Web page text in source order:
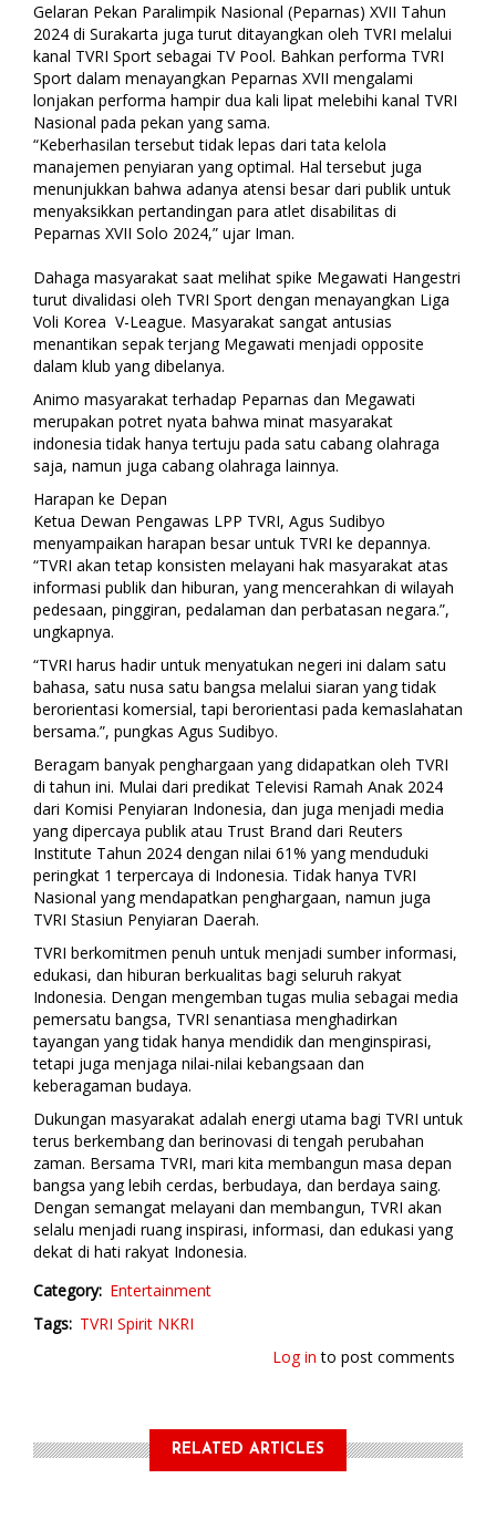
Gelaran Pekan Paralimpik Nasional (Peparnas) XVII Tahun
2024 di Surakarta juga turut ditayangkan oleh TVRI melalui
kanal TVRI Sport sebagai TV Pool. Bahkan performa TVRI
Sport dalam menayangkan Peparnas XVII mengalami
lonjakan performa hampir dua kali lipat melebihi kanal TVRI
Nasional pada pekan yang sama.
“Keberhasilan tersebut tidak lepas dari tata kelola
manajemen penyiaran yang optimal. Hal tersebut juga
menunjukkan bahwa adanya atensi besar dari publik untuk
menyaksikkan pertandingan para atlet disabilitas di
Peparnas XVII Solo 2024,” ujar Iman.
Dahaga masyarakat saat melihat spike Megawati Hangestri
turut divalidasi oleh TVRI Sport dengan menayangkan Liga
Voli Korea V-League. Masyarakat sangat antusias
menantikan sepak terjang Megawati menjadi opposite
dalam klub yang dibelanya.
Animo masyarakat terhadap Peparnas dan Megawati
merupakan potret nyata bahwa minat masyarakat
indonesia tidak hanya tertuju pada satu cabang olahraga
saja, namun juga cabang olahraga lainnya.
Harapan ke Depan
Ketua Dewan Pengawas LPP TVRI, Agus Sudibyo
menyampaikan harapan besar untuk TVRI ke depannya.
“TVRI akan tetap konsisten melayani hak masyarakat atas
informasi publik dan hiburan, yang mencerahkan di wilayah
pedesaan, pinggiran, pedalaman dan perbatasan negara.”,
ungkapnya.
“TVRI harus hadir untuk menyatukan negeri ini dalam satu
bahasa, satu nusa satu bangsa melalui siaran yang tidak
berorientasi komersial, tapi berorientasi pada kemaslahatan
bersama.”, pungkas Agus Sudibyo.
Beragam banyak penghargaan yang didapatkan oleh TVRI
di tahun ini. Mulai dari predikat Televisi Ramah Anak 2024
dari Komisi Penyiaran Indonesia, dan juga menjadi media
yang dipercaya publik atau Trust Brand dari Reuters
Institute Tahun 2024 dengan nilai 61% yang menduduki
peringkat 1 terpercaya di Indonesia. Tidak hanya TVRI
Nasional yang mendapatkan penghargaan, namun juga
TVRI Stasiun Penyiaran Daerah.
TVRI berkomitmen penuh untuk menjadi sumber informasi,
edukasi, dan hiburan berkualitas bagi seluruh rakyat
Indonesia. Dengan mengemban tugas mulia sebagai media
pemersatu bangsa, TVRI senantiasa menghadirkan
tayangan yang tidak hanya mendidik dan menginspirasi,
tetapi juga menjaga nilai-nilai kebangsaan dan
keberagaman budaya.
Dukungan masyarakat adalah energi utama bagi TVRI untuk
terus berkembang dan berinovasi di tengah perubahan
zaman. Bersama TVRI, mari kita membangun masa depan
bangsa yang lebih cerdas, berbudaya, dan berdaya saing.
Dengan semangat melayani dan membangun, TVRI akan
selalu menjadi ruang inspirasi, informasi, dan edukasi yang
dekat di hati rakyat Indonesia.
Category Entertainment
Tags TVRI Spirit NKRI
Log in to post comments
RELATED ARTICLES